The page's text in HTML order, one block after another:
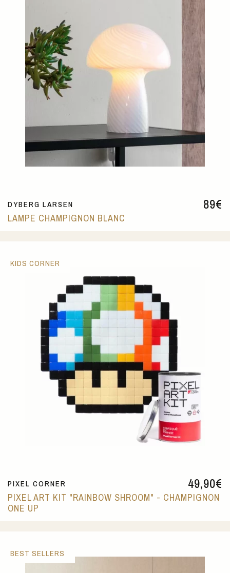
89€
DYBERG LARSEN
LAMPE CHAMPIGNON BLANC
49,90€
PIXEL CORNER
PIXEL ART KIT "RAINBOW SHROOM" - CHAMPIGNON
ONE UP
KIDS CORNER
BEST SELLERS